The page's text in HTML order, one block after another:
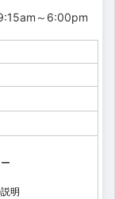
～ 6:00pm
明